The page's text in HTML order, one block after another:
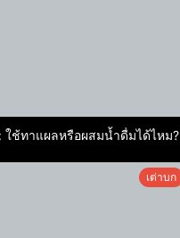
ใช้ทาแผลหรือผสมน้ำดื่มได้ไหม?
เต่าบก